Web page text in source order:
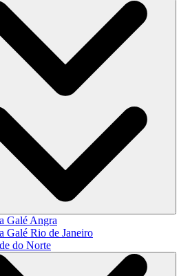
Galé Angra
Galé Rio de Janeiro
do Norte